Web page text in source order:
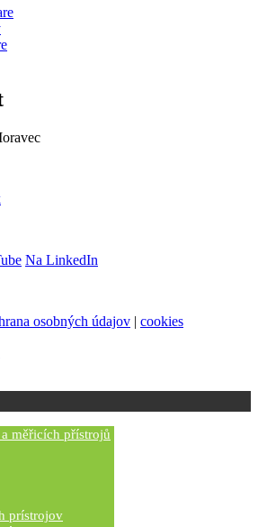
Na LinkedIn
osobných údajov | cookies
měřicích přístrojů
prístrojov